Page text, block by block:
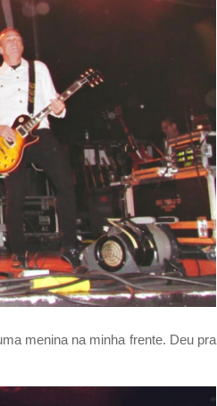
menina na minha frente. Deu pra